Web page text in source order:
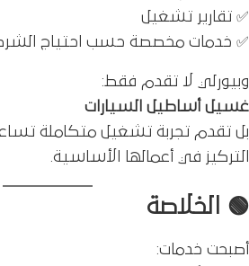
✅ تقارير تشغيل
✅ خدمات مخصصة حسب احتياج
وبيورلي لا تقدم فقط:
غسيل أﺳﺎﻃﻴﻞ اﻟﺴﻴﺎرات
بل تقدم تجربة تشغيل متكاملة
التركيز في أعمالها الأساسية.
🟢 الخلاصة
أصبحت خدمات: